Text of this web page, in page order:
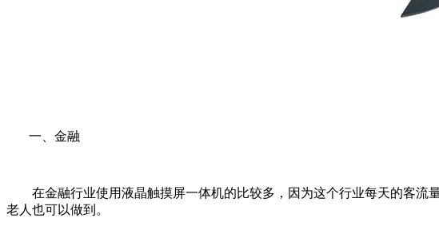
一、金融
在金融行业使用液晶触摸屏一体机的比较多，因为这个行业每天的客流
老人也可以做到。